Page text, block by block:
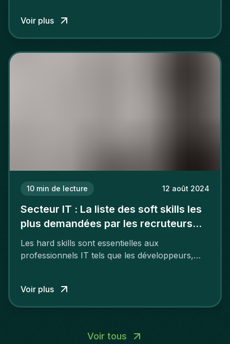
dynamisme et de précision elle passe inaperçue.
Voir plus
10 min de lecture 12 août 2024
Secteur IT : La liste des soft skills les
plus demandées par les recruteurs
dans les métiers IT
Les hard skills sont essentielles aux
professionnels IT tels que les développeurs,
aussi leur importance.
Voir plus
Voir tous